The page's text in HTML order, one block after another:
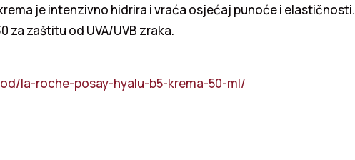
je intenzivno hidrira i vraća osjećaj punoće i elastičnosti.
za zaštitu od UVA/UVB zraka.
la-roche-posay-hyalu-b5-krema-50-ml/